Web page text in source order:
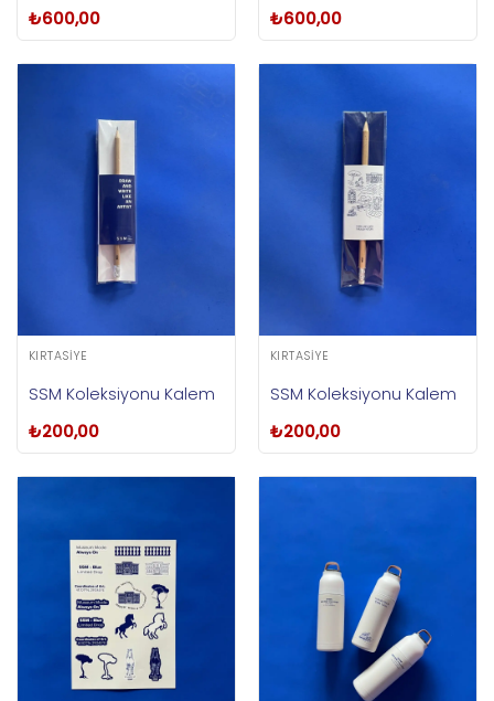
₺600,00
₺600,00
KIRTASIYE
SSM Koleksiyonu Kalem
₺200,00
KIRTASIYE
SSM Koleksiyonu Kalem
₺200,00